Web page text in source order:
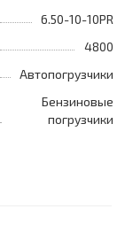
6.50-10-10PR
4800
Автопогрузчики
Бензиновые
погрузчики